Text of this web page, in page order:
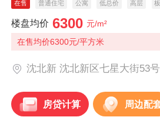
在售 普通住宅 公寓 低总价 高层
楼盘均价 6300 元/m²
在售均价6300元/平方米
房贷计算 周边配